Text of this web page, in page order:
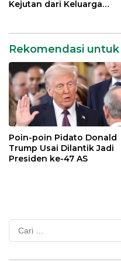
Kejutan dari Keluarga
Rekomendasi
Poin-poin Pidato Donald
Trump Usai Dilantik Jadi
Presiden ke-47 AS
Cari
untuk: